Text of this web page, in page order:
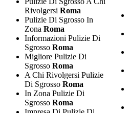
Rivolgersi Roma
Pulizie Di Sgrosso In
Zona Roma
Informazioni Pulizie Di
Sgrosso Roma
Migliore Pulizie Di
Sgrosso Roma
A Chi Rivolgersi Pulizie
Di Sgrosso Roma
In Zona Pulizie Di
Sgrosso Roma